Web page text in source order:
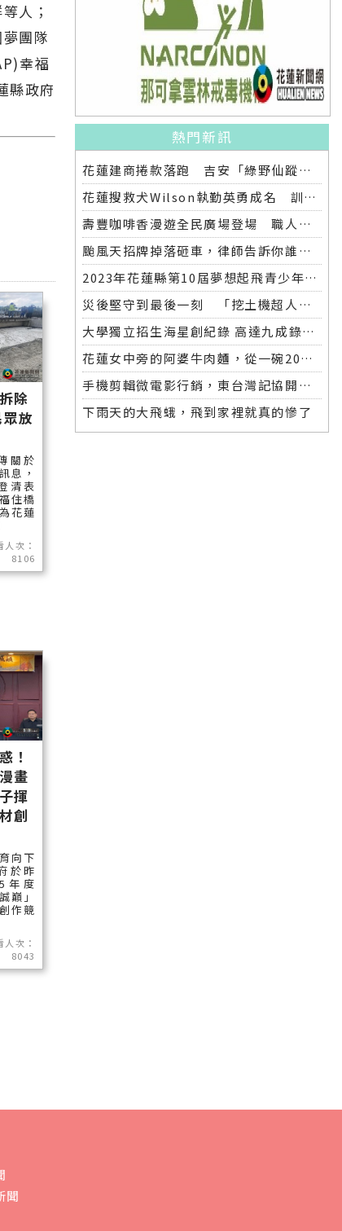
人；
團隊
幸福
縣政府
除
放
關於
息，
清表
住橋
花蓮
人次：
8106
！
畫
揮
創
向下
於昨
年度
巔」
作競
人次：
8043
熱門新訊
花蓮建商捲款落跑 吉安「綠野仙蹤」整棟2.6億將法拍
花蓮搜救犬Wilson執勤英勇成名 訓練意外墜落離世 消防局將為其立碑追思
壽豐咖啡香漫遊全民廣場登場 職人市集手作體驗品味慢活氛圍
颱風天招牌掉落砸車，律師告訴你誰該賠償
2023年花蓮縣第10屆夢想起飛青少年發明展 自強國中拿下第一名與第二名
災後堅守到最後一刻 「挖土機超人」因感染離世
大學獨立招生海星創紀錄 高達九成錄取國立大學 東華大學錄取21人 歷年最多
花蓮女中旁的阿婆牛肉麵，從一碗20元的牛肉湯開始到40年不變的人情味
手機剪輯微電影行銷，東台灣記協開班授課獲好評
下雨天的大飛蛾，飛到家裡就真的慘了
聞